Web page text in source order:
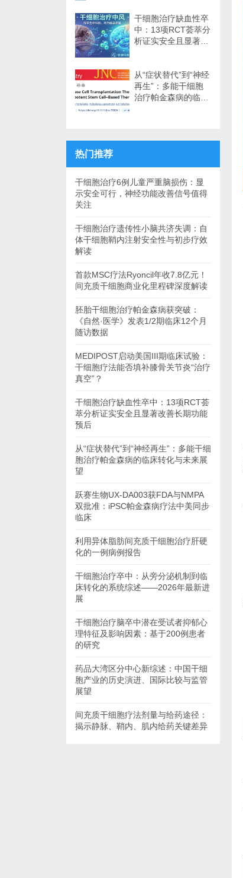
干细胞治疗缺血性卒
中：13项RCT荟萃分
析证实安全且显著改
从“症状替代”到“神经
再生”：多能干细胞
治疗帕金森病的临床
热门推荐
干细胞治疗6例儿童严重脑损伤：显
示安全可行，神经功能改善信号值得
关注
干细胞治疗遗传性小脑共济失调：自
体干细胞鞘内注射安全性与初步疗效
解读
首款MSC疗法Ryoncil年收7.8亿元！
间充质干细胞商业化里程碑深度解读
胚胎干细胞治疗帕金森病获突破：
《自然·医学》发表1/2期临床12个月
随访数据
MEDIPOST启动美国III期临床试验：
干细胞疗法能否填补膝骨关节炎“治疗
真空”？
干细胞治疗缺血性卒中：13项RCT荟
萃分析证实安全且显著改善长期功能
预后
从“症状替代”到“神经再生”：多能干细
胞治疗帕金森病的临床转化与未来展
望
跃赛生物UX-DA003获FDA与NMPA
双批准：iPSC帕金森病疗法中美同步
临床
利用异体脂肪间充质干细胞治疗肝硬
化的一例病例报告
干细胞治疗卒中：从旁分泌机制到临
床转化的系统综述——2026年最新进
展
干细胞治疗脑卒中潜在受试者抑郁心
理特征及影响因素：基于200例患者
的研究
药品大湾区分中心新综述：中国干细
胞产业的历史演进、国际比较与监管
展望
间充质干细胞疗法剂量与给药途径：
揭示静脉、鞘内、肌内给药关键差异